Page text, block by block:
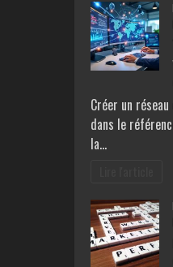
Créer un
dans le
la…